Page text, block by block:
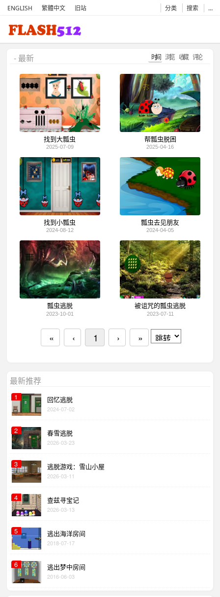
ENGLISH 繁體中文 旧站 分类 搜索 …
时间 浏览 收藏 评论
- 最新
找到大瓢虫
2025-07-09
帮瓢虫脱困
2025-04-16
找到小瓢虫
2024-08-12
瓢虫去见朋友
2024-04-05
瓢虫逃脱
2023-10-01
被诅咒的瓢虫逃脱
2023-07-11
« ‹ 1 »
最新推荐
1 回忆逃脱
2024-07-02
2 春雪逃脱
2026-03-23
3 逃脱游戏：雪山小屋
2026-03-11
4 查兹寻宝记
2026-03-13
5 逃出海洋房间
2018-07-17
6 逃出梦中房间
2016-06-03